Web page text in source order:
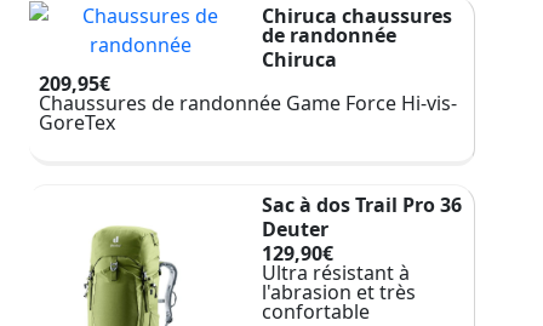
Chiruca chaussures
de randonnée
Chiruca
209,95€
Chaussures de randonnée Game Force Hi-vis-
GoreTex
Sac à dos Trail Pro 36
Deuter
129,90€
Ultra résistant à
l'abrasion et très
confortable